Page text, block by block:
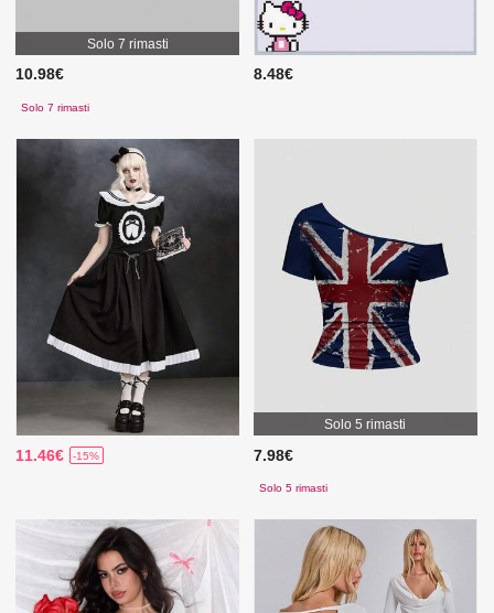
Solo 7 rimasti
10.98€
Solo 7 rimasti
8.48€
11.46€ -15%
Solo 5 rimasti
7.98€
Solo 5 rimasti